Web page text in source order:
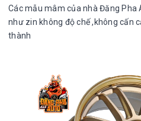
Các mẫu mâm của nhà Đăng Pha
như zin không độ chế ,không cấn
thành